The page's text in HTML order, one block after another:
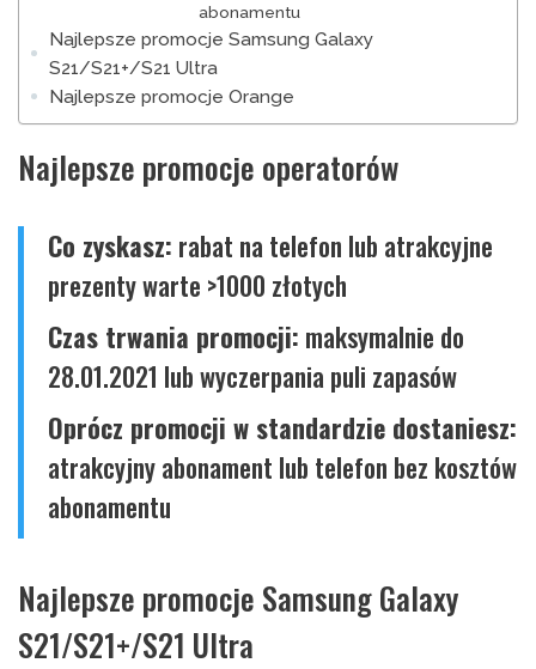
abonamentu
Najlepsze promocje Samsung Galaxy
S21/S21+/S21 Ultra
Najlepsze promocje Orange
Najlepsze promocje operatorów
Co zyskasz: rabat na telefon lub atrakcyjne
prezenty warte >1000 złotych
Czas trwania promocji: maksymalnie do
28.01.2021 lub wyczerpania puli zapasów
Oprócz promocji w standardzie dostaniesz:
atrakcyjny abonament lub telefon bez kosztów
abonamentu
Najlepsze promocje Samsung Galaxy
S21/S21+/S21 Ultra